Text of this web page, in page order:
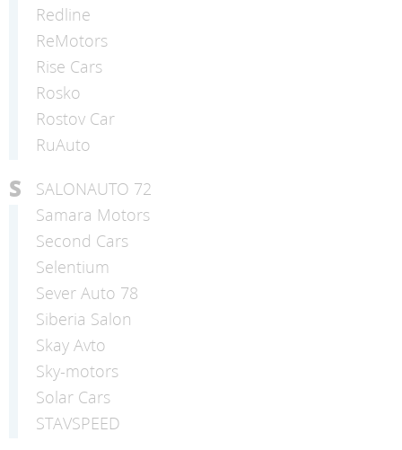
Redline
ReMotors
Rise Cars
Rosko
Rostov Car
RuAuto
S
SALONAUTO 72
Samara Motors
Second Cars
Selentium
Sever Auto 78
Siberia Salon
Skay Avto
Sky-motors
Solar Cars
STAVSPEED